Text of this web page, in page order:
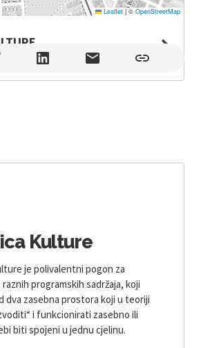
Leaflet |© OpenStreetMap
Kulture
je polivalentni pogon za
programskih sadržaja, koji
dva zasebna prostora koji u teoriji
i funkcionirati zasebno ili
biti spojeni u jednu cjelinu.